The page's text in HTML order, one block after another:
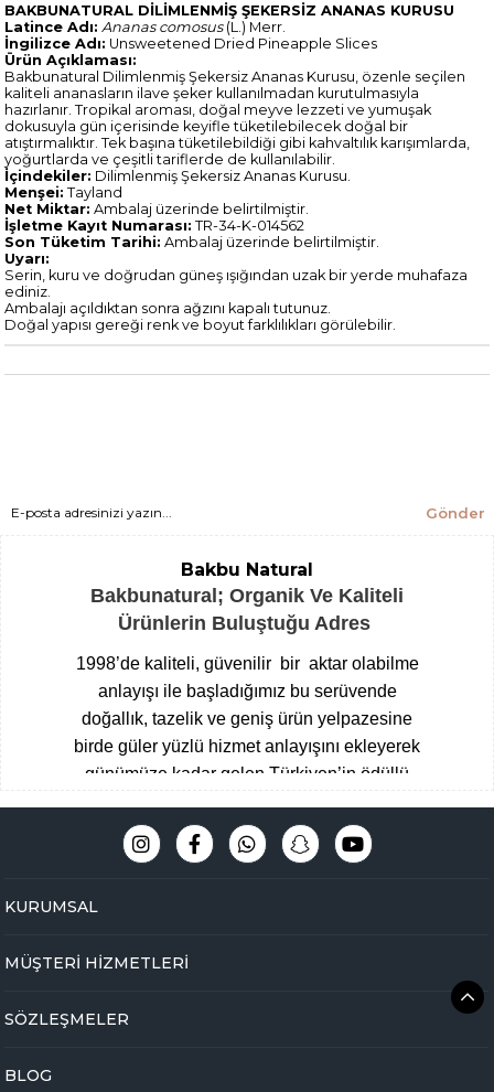
BAKBUNATURAL DİLİMLENMİŞ ŞEKERSİZ ANANAS KURUSU
Latince Adı: Ananas comosus(L.) Merr.
İngilizce Adı: Unsweetened Dried Pineapple Slices
Ürün Açıklaması:
Bakbunatural Dilimlenmiş Şekersiz Ananas Kurusu, özenle seçilen
kaliteli ananasların ilave şeker kullanılmadan kurutulmasıyla
hazırlanır. Tropikal aroması, doğal meyve lezzeti ve yumuşak
dokusuyla gün içerisinde keyifle tüketilebilecek doğal bir
atıştırmalıktır. Tek başına tüketilebildiği gibi kahvaltılık karışımlarda,
yoğurtlarda ve çeşitli tariflerde de kullanılabilir.
İçindekiler: Dilimlenmiş Şekersiz Ananas Kurusu.
Menşei: Tayland
Net Miktar: Ambalaj üzerinde belirtilmiştir.
İşletme Kayıt Numarası: TR-34-K-014562
Son Tüketim Tarihi: Ambalaj üzerinde belirtilmiştir.
Uyarı:
Serin, kuru ve doğrudan güneş ışığından uzak bir yerde muhafaza
ediniz.
Ambalajı açıldıktan sonra ağzını kapalı tutunuz.
Doğal yapısı gereği renk ve boyut farklılıkları görülebilir.
Gönder
Bakbu Natural
Bakbunatural; Organik Ve Kaliteli
Ürünlerin Buluştuğu Adres
1998’de kaliteli, güvenilir bir aktar olabilme
anlayışı ile başladığımız bu serüvende
doğallık, tazelik ve geniş ürün yelpazesine
birde güler yüzlü hizmet anlayışını ekleyerek
günümüze kadar gelen Türkiyen’in ödüllü
Baharatçısı, şimdide Bakbunatural ailesi
olarak online mağazamız ile hizmet
odaklı,eğitimli ve tecrübeli uzman kadromuz
planda tutarak Çengelköy mağazamızda
bakbunatural.com güvencesi ile devam
KURUMSAL
MÜŞTERİ HİZMETLERİ
SÖZLEŞMELER
BLOG